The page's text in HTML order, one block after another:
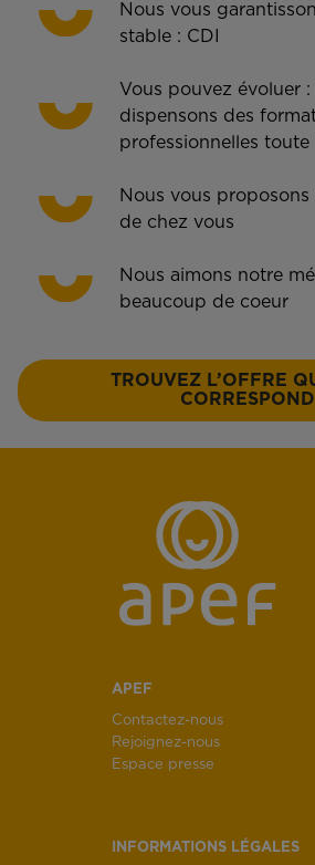
Nous vous
stable : CDI
Vous pouvez évoluer :
dispensons des
professionnelles toute
Nous vous
de chez vous
Nous aimons notre
beaucoup de coeur
TROUVEZ L’OFFRE
CORRESPOND
APEF
Contactez-nous
Rejoignez-nous
Espace presse
INFORMATIONS LÉGALES